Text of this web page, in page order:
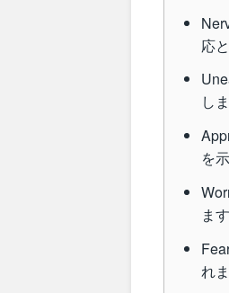
応
し
を
ます
れま